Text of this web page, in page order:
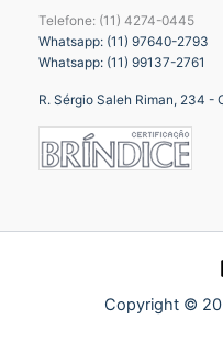
Telefone: (11) 4274-0445
Whatsapp: (11) 97640-2793
Whatsapp: (11) 99137-2761
R. Sérgio Saleh Riman, 234 -
Copyright ©